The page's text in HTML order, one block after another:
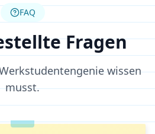
FAQ
Fragen
wissen
musst.